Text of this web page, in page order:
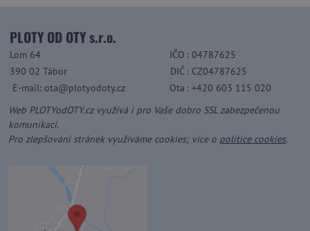
PLOTY OD OTY s.r.o.
Lom 64 IČO : 04787625
390 02 Tábor
DIČ : CZ04787625
E-mail: ota@plotyodoty.cz
Ota : +420 603 115 020
Web PLOTYodOTY.cz využívá i pro Vaše dobro SSL zabezpečenou
komunikaci.
Pro zlepšování stránek využíváme cookies; více o politice cookies.